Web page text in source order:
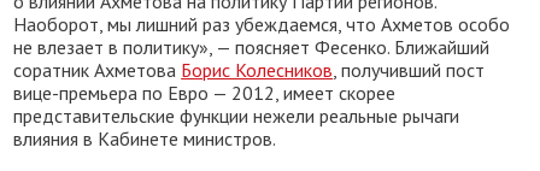
Наоборот, мы лишний раз убеждаемся, что Ахметов особо
не влезает в политику», — поясняет Фесенко. Ближайший
соратник Ахметова Борис Колесников, получивший пост
вице-премьера по Евро — 2012, имеет скорее
представительские функции нежели реальные рычаги
влияния в Кабинете министров.